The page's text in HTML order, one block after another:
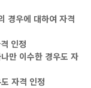
경우에 대하여 자격
인정
만 이수한 경우도 자
자격 인정